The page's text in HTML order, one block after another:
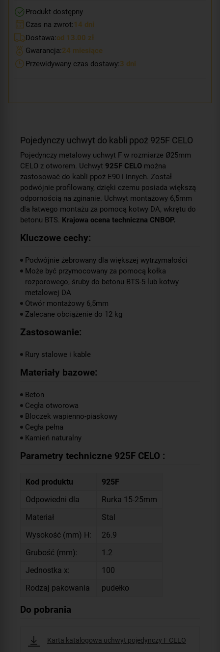
Produkt dostępny
Czas na zwrot:14 dni
Dostawa:od 13.00 zł
Gwarancja:24 miesiące
Przewidywany czas dostawy:3 dni
Pojedynczy uchwyt do kabli ppoż 925F CELO
Pojedynczy metalowy uchwyt F w rozmiarze Ø25mm
CELO z otworem. Uchwyt 925F CELO można
zastosować do kabli ppoż E90 i innych. Został
podwójnie profilowany, dzięki czemu posiada większą
odpornością na zginanie. Uchwyt montażowy 6,5mm
dla łatwego montażu za pomocą kotwy DA, wkrętu do
betonu BTS. Krajowa ocena techniczna CNBOP.
Kluczowe cechy:
Podwójnie żebrowany dla większej wytrzymałości
Może być przymocowany za pomocą kołka
rozporowego, śruby do betonu BTS-5 lub kotwy
metalowej DA
Otwór montażowy 6,5mm
Zalecane obciążenie do 12 kg
Zastosowanie:
Rury stalowe i kable
Materiały bazowe:
Beton
Cegła otworowa
Bloczek wapienno-piaskowy
Cegła pełna
Kamień naturalny
Parametry techniczne 925F CELO :
Kod produktu
925F
Odpowiedni dla
Rurka 15-25mm
Materiał
Stal
Wysokość (mm) H:
26.9
Grubość (mm):
1.2
Jednostka x:
100
Rodzaj pakowania
pudełko
Do pobrania
Karta katalogowa uchwyt pojedynczy F CELO